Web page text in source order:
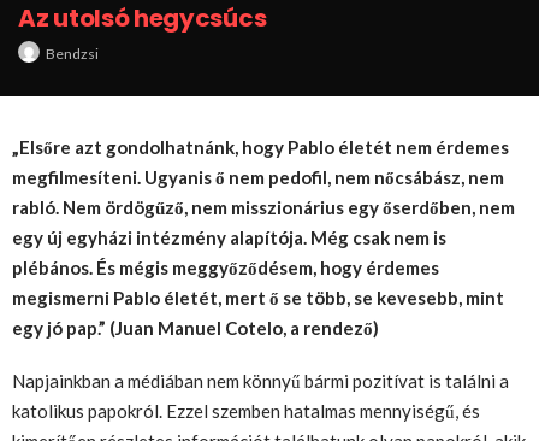
Az utolsó hegycsúcs
Bendzsi
„Elsőre azt gondolhatnánk, hogy Pablo életét nem érdemes
megfilmesíteni. Ugyanis ő nem pedofil, nem nőcsábász, nem
rabló. Nem ördögűző, nem misszionárius egy őserdőben, nem
egy új egyházi intézmény alapítója. Még csak nem is
plébános. És mégis meggyőződésem, hogy érdemes
megismerni Pablo életét, mert ő se több, se kevesebb, mint
egy jó pap.” (Juan Manuel Cotelo, a rendező)
Napjainkban a médiában nem könnyű bármi pozitívat is találni a
katolikus papokról. Ezzel szemben hatalmas mennyiségű, és